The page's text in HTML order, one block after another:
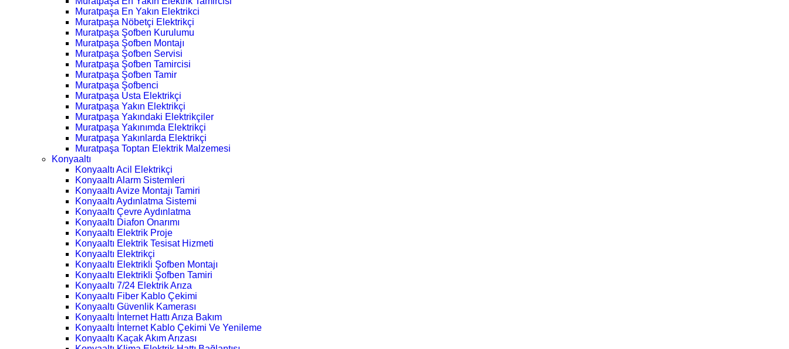
Muratpaşa En Yakın Elektrikci
Muratpaşa Nöbetçi Elektrikçi
Muratpaşa Şofben Kurulumu
Muratpaşa Şofben Montajı
Muratpaşa Şofben Servisi
Muratpaşa Şofben Tamircisi
Muratpaşa Şofben Tamir
Muratpaşa Şofbenci
Muratpaşa Usta Elektrikçi
Muratpaşa Yakın Elektrikçi
Muratpaşa Yakındaki Elektrikçiler
Muratpaşa Yakınımda Elektrikçi
Muratpaşa Yakınlarda Elektrikçi
Muratpaşa Toptan Elektrik Malzemesi
Konyaaltı
Konyaaltı Acil Elektrikçi
Konyaaltı Alarm Sistemleri
Konyaaltı Avize Montajı Tamiri
Konyaaltı Aydınlatma Sistemi
Konyaaltı Çevre Aydınlatma
Konyaaltı Diafon Onarımı
Konyaaltı Elektrik Proje
Konyaaltı Elektrik Tesisat Hizmeti
Konyaaltı Elektrikçi
Konyaaltı Elektrikli Şofben Montajı
Konyaaltı Elektrikli Şofben Tamiri
Konyaaltı 7/24 Elektrik Arıza
Konyaaltı Fiber Kablo Çekimi
Konyaaltı Güvenlik Kamerası
Konyaaltı İnternet Hattı Arıza Bakım
Konyaaltı İnternet Kablo Çekimi Ve Yenileme
Konyaaltı Kaçak Akım Arızası